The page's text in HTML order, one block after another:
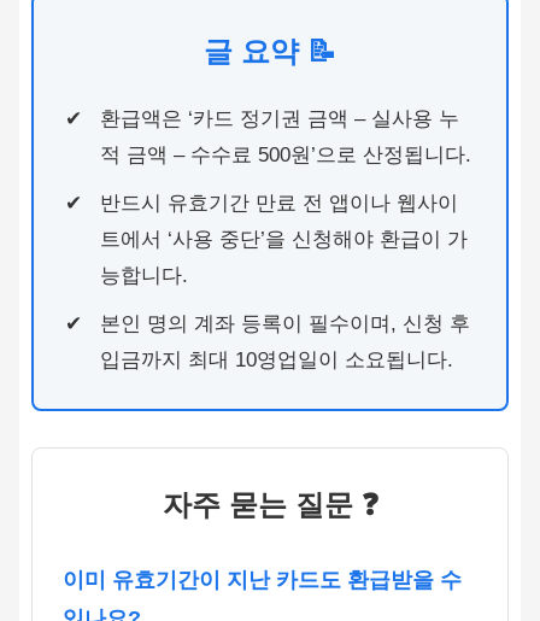
글 요약 📝
환급액은 ‘카드 정기권 금액 – 실사용 누
적 금액 – 수수료 500원’으로 산정됩니다.
반드시 유효기간 만료 전 앱이나 웹사이
트에서 ‘사용 중단’을 신청해야 환급이 가
능합니다.
본인 명의 계좌 등록이 필수이며, 신청 후
입금까지 최대 10영업일이 소요됩니다.
자주 묻는 질문 ❓
이미 유효기간이 지난 카드도 환급받을 수